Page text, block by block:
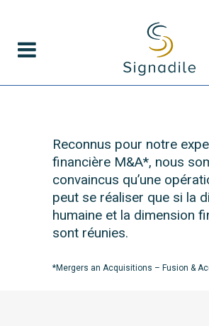
Reconnus pour notre
financière M&A*, nous
convaincus qu’une
peut se réaliser que si la
humaine et la dimension
sont réunies.
*Mergers an Acquisitions – Fusion &